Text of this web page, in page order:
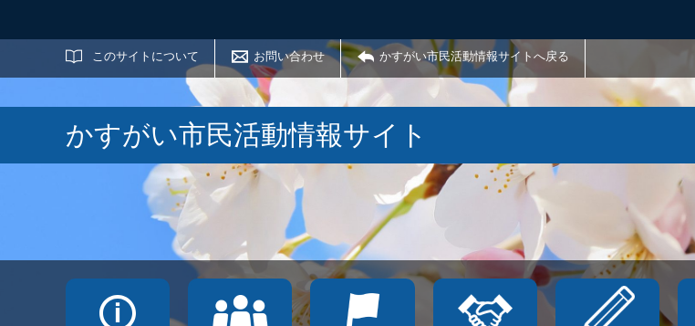
このサイトについて お問い合わせ かすがい市民活動情報サイトへ戻る
サイト内検索
かすがい市民活動情報サイト